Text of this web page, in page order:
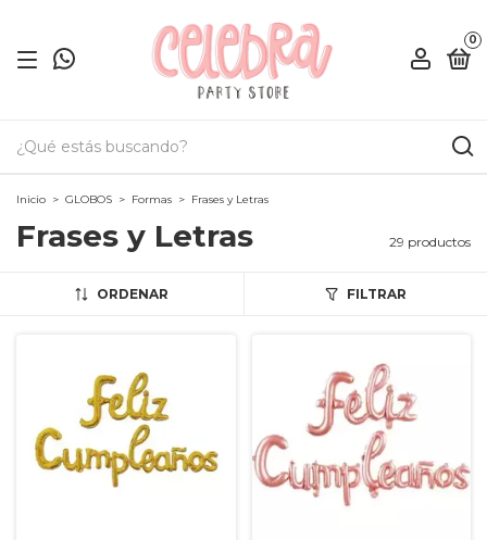
0
Inicio > GLOBOS > Formas > Frases y Letras
Frases y Letras 29 productos
ORDENAR FILTRAR